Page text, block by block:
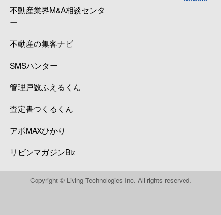
不動産業界M&A相談センタ
ー
不動産の集客ナビ
SMSハンター
管理戸数ふえるくん
査定書つくるくん
アポMAXひかり
リビンマガジンBiz
Copyright © Living Technologies Inc. All rights reserved.